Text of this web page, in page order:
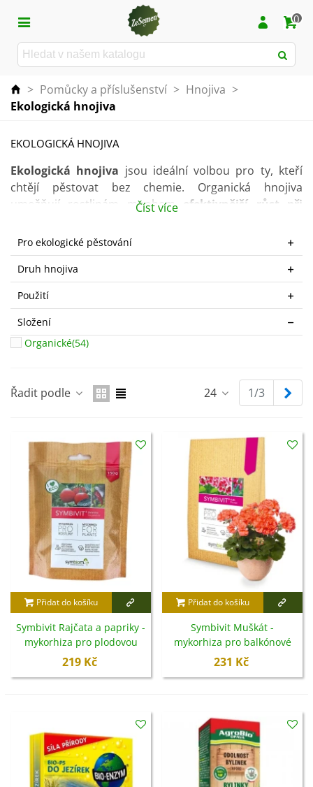
0
> Pomůcky a příslušenství > Hnojiva >
Ekologická hnojiva
EKOLOGICKÁ HNOJIVA
Ekologická hnojiva jsou ideální volbou pro ty, kteří
chtějí pěstovat bez chemie. Organická hnojiva
umožňují rostlinám mnohem
efektivnější růst při
V této kategorii naleznete
čistě přírodní přípravky
které jsou povoleny pro pěstování
v ekologickém
zemědělství.
Číst více
Pro ekologické pěstování
Druh hnojiva
Použití
Složení
Organické(54)
Řadit podle 24 1/3
Přidat do košíku
Symbivit Rajčata a papriky -
mykorhiza pro plodovou
zeleninu - Symbiom - 150 g
219 Kč
Přidat do košíku
Symbivit Muškát -
mykorhiza pro balkónové
květiny - Symbiom - 150 g
231 Kč